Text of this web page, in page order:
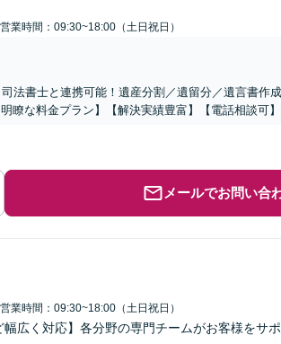
営業時間：09:30~18:00（土日祝日）
法書士と連携可能！遺産分割／遺留分／遺言書作
瞭な料金プラン】【解決実績豊富】【電話相談可】
メールでお問い合
営業時間：09:30~18:00（土日祝日）
広く対応】各分野の専門チームがお客様をサポ